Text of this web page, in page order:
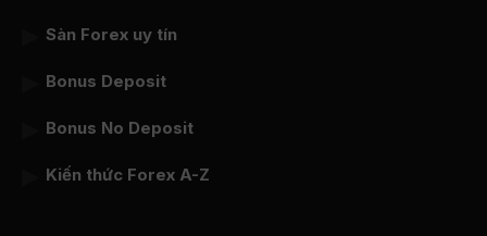
Sàn Forex uy tín
Bonus Deposit
Bonus No Deposit
Kiến thức Forex A-Z